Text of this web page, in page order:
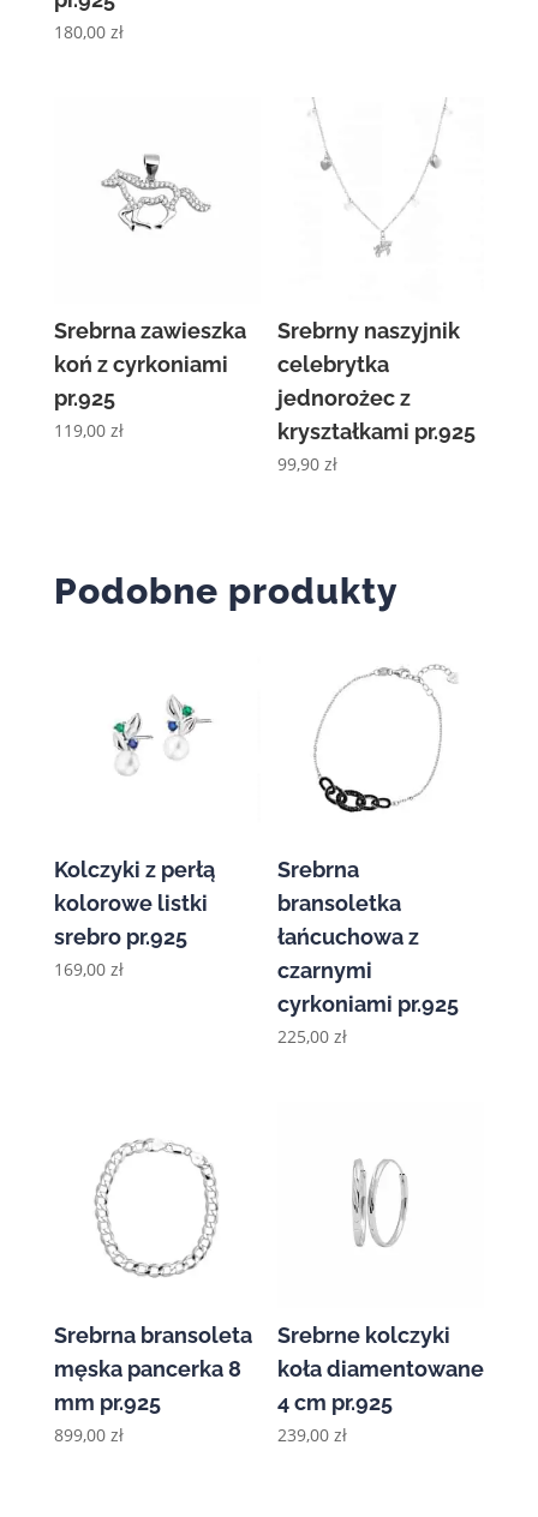
180,00 zł
Srebrna zawieszka
koń z cyrkoniami
pr.925
119,00 zł
Srebrny naszyjnik
celebrytka
jednorożec z
kryształkami pr.925
99,90zł
Podobne produkty
Kolczyki z perłą
kolorowe listki
srebro pr.925
169,00 zł
Srebrna
bransoletka
łańcuchowa z
czarnymi
cyrkoniami pr.925
225,00zł
Srebrna bransoleta
męska pancerka 8
mm pr.925
899,00 zł
Srebrne kolczyki
koła diamentowane
4 cm pr.925
239,00zł